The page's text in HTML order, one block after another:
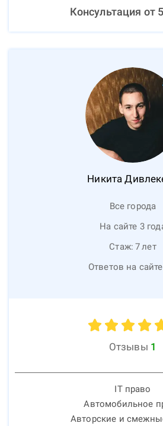
Консультация от
Никита
Все города
На сайте 3
Стаж: 7лет
Ответов на
Отзывы 1
IT право
Автомобильное
Авторские и